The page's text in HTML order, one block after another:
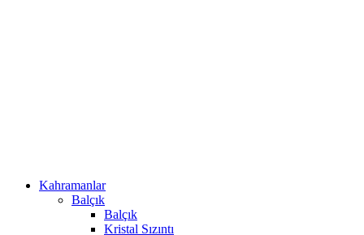
Kahramanlar
Balçık
Balçık
Kristal Sızıntı